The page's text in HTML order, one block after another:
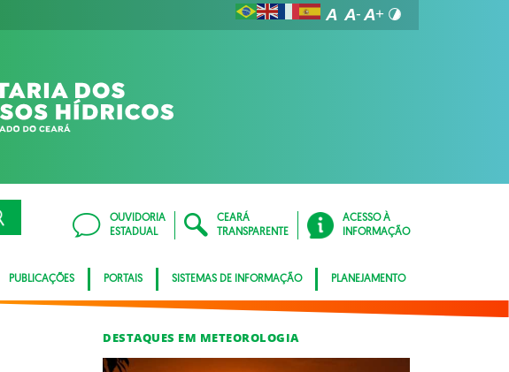
OUVIDORIA
ESTADUAL
CEARÁ
TRANSPARENTE
ACESSO À
INFORMAÇÃO
PUBLICAÇÕES PORTAIS SISTEMAS DE INFORMAÇÃO PLANEJAMENTO
DESTAQUES EM METEOROLOGIA